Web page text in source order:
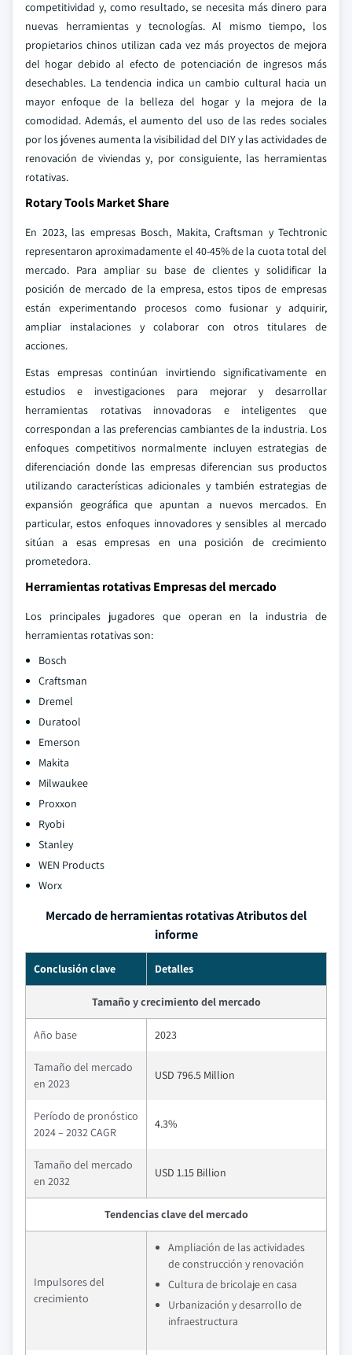
competitividad y, como resultado, se necesita más dinero para
nuevas herramientas y tecnologías. Al mismo tiempo, los
propietarios chinos utilizan cada vez más proyectos de mejora
del hogar debido al efecto de potenciación de ingresos más
desechables. La tendencia indica un cambio cultural hacia un
mayor enfoque de la belleza del hogar y la mejora de la
comodidad. Además, el aumento del uso de las redes sociales
por los jóvenes aumenta la visibilidad del DIY y las actividades de
renovación de viviendas y, por consiguiente, las herramientas
rotativas.
Rotary Tools Market Share
En 2023, las empresas Bosch, Makita, Craftsman y Techtronic
representaron aproximadamente el 40-45% de la cuota total del
mercado. Para ampliar su base de clientes y solidificar la
posición de mercado de la empresa, estos tipos de empresas
están experimentando procesos como fusionar y adquirir,
ampliar instalaciones y colaborar con otros titulares de
acciones.
Estas empresas continúan invirtiendo significativamente en
estudios e investigaciones para mejorar y desarrollar
herramientas rotativas innovadoras e inteligentes que
correspondan a las preferencias cambiantes de la industria. Los
enfoques competitivos normalmente incluyen estrategias de
diferenciación donde las empresas diferencian sus productos
utilizando características adicionales y también estrategias de
expansión geográfica que apuntan a nuevos mercados. En
particular, estos enfoques innovadores y sensibles al mercado
sitúan a esas empresas en una posición de crecimiento
prometedora.
Herramientas rotativas Empresas del mercado
Los principales jugadores que operan en la industria de
herramientas rotativas son:
Bosch
Craftsman
Dremel
Duratool
Emerson
Makita
Milwaukee
Proxxon
Ryobi
Stanley
WEN Products
Worx
Mercado de herramientas rotativas Atributos del
informe
Conclusión clave Detalles
Tamaño y crecimiento del mercado
Año base 2023
Tamaño del mercado
en 2023
USD 796.5 Million
Período de pronóstico
2024 – 2032 CAGR
4.3%
Tamaño del mercado
en 2032
USD 1.15 Billion
Tendencias clave del mercado
Impulsores del
crecimiento
Ampliación de las actividades
de construcción y renovación
Cultura de bricolaje en casa
Urbanización y desarrollo de
infraestructura